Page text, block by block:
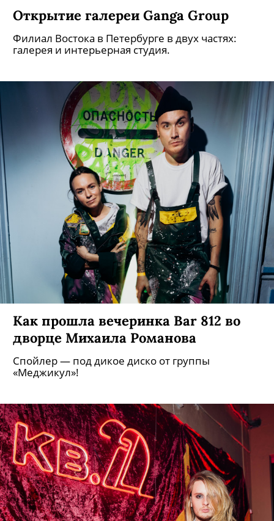
Открытие галереи Ganga Group
Филиал Востока в Петербурге в двух частях:
галерея и интерьерная студия.
Как прошла вечеринка Bar 812 во
дворце Михаила Романова
Спойлер — под дикое диско от группы
«Меджикул»!